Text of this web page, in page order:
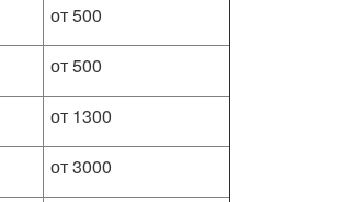
от 500
от 500
от 1300
от 3000